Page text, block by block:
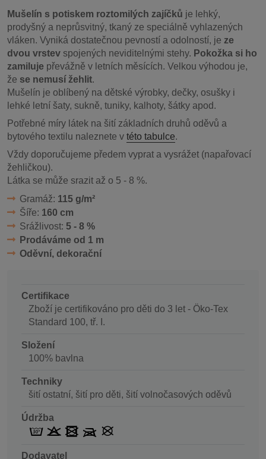
Mušelín s potiskem roztomilých zajíčků je lehký,
prodyšný a neprůsvitný, tkaný ze speciálně vyhlazených
vláken. Vyniká dostatečnou pevností a odolností, je ze
dvou vrstev spojených neviditelnými stehy. Pokožka si ho
zamiluje převážně v letních měsících. Velkou výhodou je,
že se nemusí žehlit.
Mušelín je oblíbený na dětské výrobky, dečky, osušky i
lehké letní šaty, sukně, tuniky, kalhoty, šátky apod.
Potřebné míry látek na šití základních druhů oděvů a
bytového textilu naleznete v této tabulce.
Vždy doporučujeme předem vyprat a vysrážet (napařovací
žehličkou).
Látka se může srazit až o 5 - 8 %.
Gramáž: 115 g/m²
Šíře: 160 cm
Srážlivost: 5 - 8 %
Prodáváme od 1 m
Oděvní, dekorační
Certifikace
Zboží je certifikováno pro děti do 3 let - Öko-Tex
Standard 100, tř. I.
Složení
100% bavlna
Techniky
šití ostatní, šití pro děti, šití volnočasových oděvů
Údržba
Dodavatel